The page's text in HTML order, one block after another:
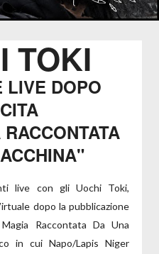
TOKI
LIVE DOPO
live con gli Uochi Toki,
dopo la pubblicazione
Raccontata Da Una
in cui Napo/Lapis Niger